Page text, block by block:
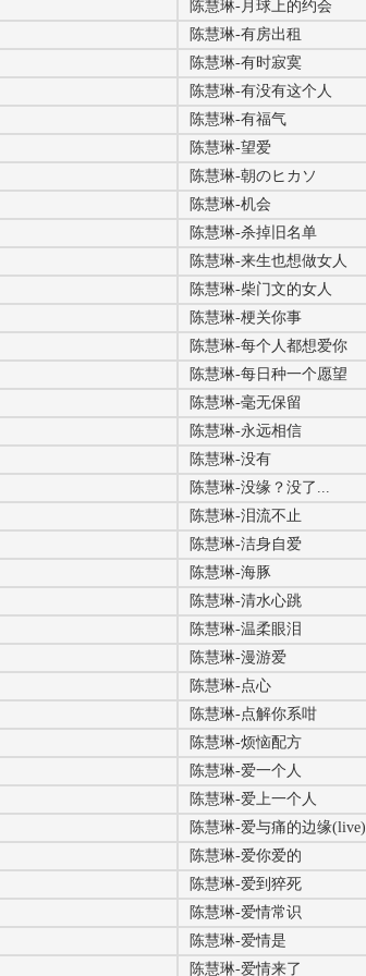
陈慧琳-月球上的约会
陈慧琳-有房出租
陈慧琳-有时寂寞
陈慧琳-有没有这个人
陈慧琳-有福气
陈慧琳-望爱
陈慧琳-朝のヒカソ
陈慧琳-机会
陈慧琳-杀掉旧名单
陈慧琳-来生也想做女人
陈慧琳-柴门文的女人
陈慧琳-梗关你事
陈慧琳-每个人都想爱你
陈慧琳-每日种一个愿望
陈慧琳-毫无保留
陈慧琳-永远相信
陈慧琳-没有
陈慧琳-没缘？没了...
陈慧琳-泪流不止
陈慧琳-洁身自爱
陈慧琳-海豚
陈慧琳-清水心跳
陈慧琳-温柔眼泪
陈慧琳-漫游爱
陈慧琳-点心
陈慧琳-点解你系咁
陈慧琳-烦恼配方
陈慧琳-爱一个人
陈慧琳-爱上一个人
陈慧琳-爱与痛的边缘(live)
陈慧琳-爱你爱的
陈慧琳-爱到猝死
陈慧琳-爱情常识
陈慧琳-爱情是
陈慧琳-爱情来了